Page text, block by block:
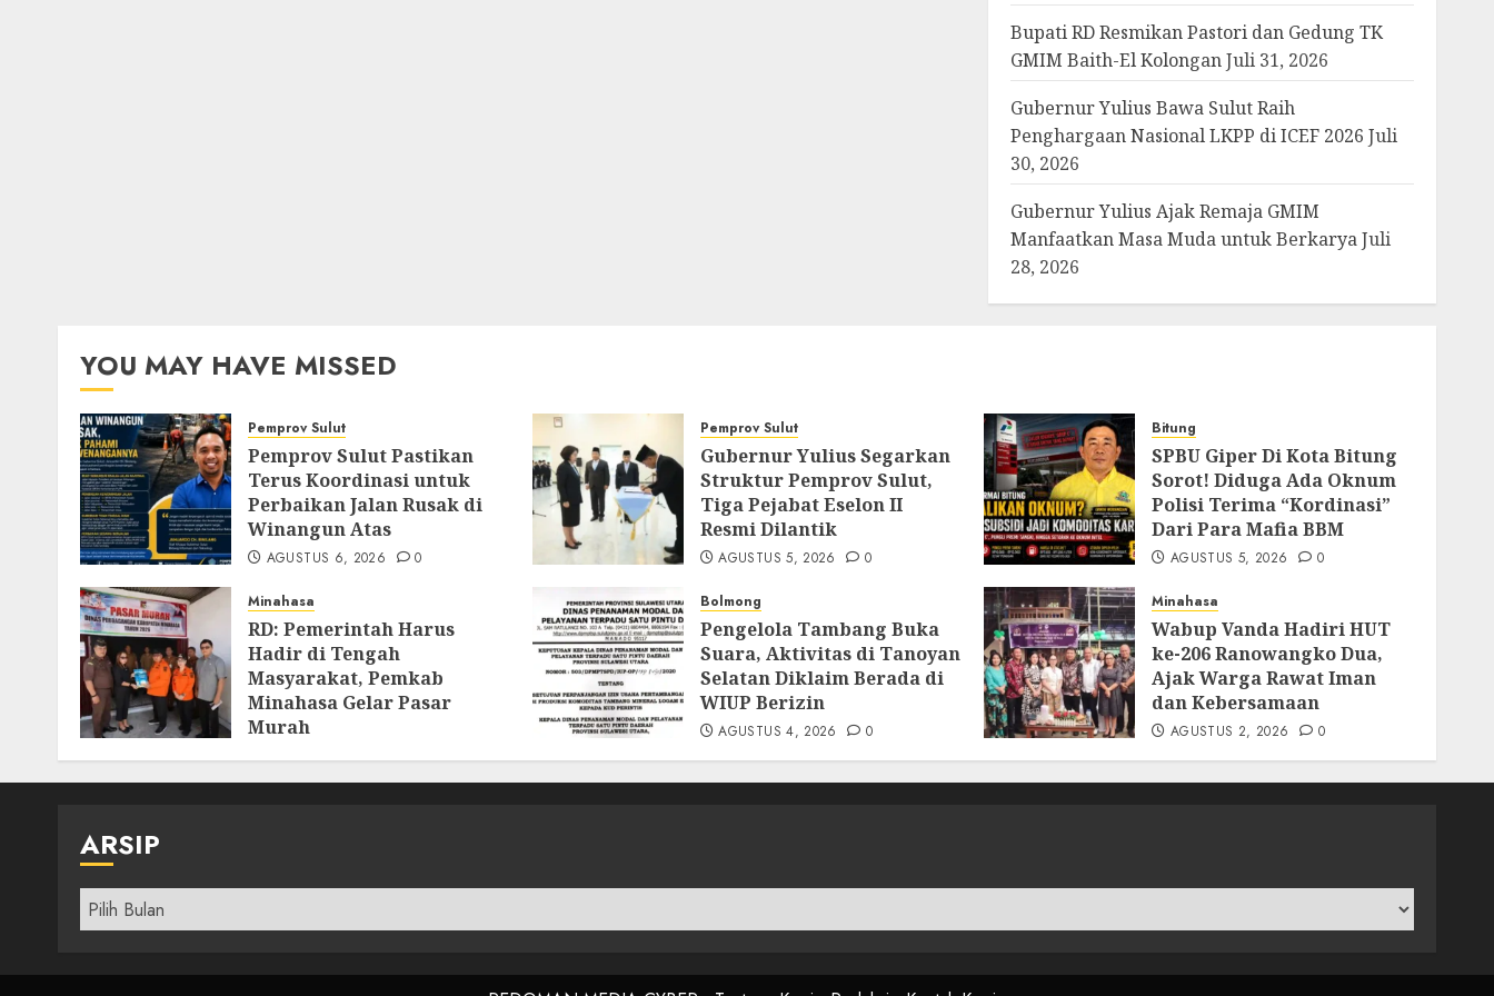
Bupati RD Resmikan Pastori dan Gedung TK
GMIM Baith-El Kolongan Juli 31, 2026
Gubernur Yulius Bawa Sulut Raih
Penghargaan Nasional LKPP di ICEF 2026 Juli
30, 2026
Gubernur Yulius Ajak Remaja GMIM
Manfaatkan Masa Muda untuk Berkarya Juli
28, 2026
YOU MAY HAVE MISSED
Pemprov Sulut
Pemprov Sulut Pastikan
Terus Koordinasi untuk
Perbaikan Jalan Rusak di
Winangun Atas
AGUSTUS 6, 2026 0
Pemprov Sulut
Gubernur Yulius Segarkan
Struktur Pemprov Sulut,
Tiga Pejabat Eselon II
Resmi Dilantik
AGUSTUS 5, 2026 0
Bitung
SPBU Giper Di Kota Bitung
Sorot! Diduga Ada Oknum
Polisi Terima “Kordinasi”
Dari Para Mafia BBM
AGUSTUS 5, 2026 0
Minahasa
RD: Pemerintah Harus
Hadir di Tengah
Masyarakat, Pemkab
Minahasa Gelar Pasar
Murah
AGUSTUS 4, 2026 0
Bolmong
Pengelola Tambang Buka
Suara, Aktivitas di Tanoyan
Selatan Diklaim Berada di
WIUP Berizin
AGUSTUS 4, 2026 0
Minahasa
Wabup Vanda Hadiri HUT
ke-206 Ranowangko Dua,
Ajak Warga Rawat Iman
dan Kebersamaan
AGUSTUS 2, 2026 0
ARSIP
Arsip